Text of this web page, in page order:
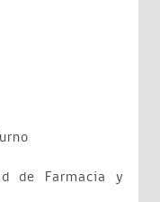
de Farmacia y